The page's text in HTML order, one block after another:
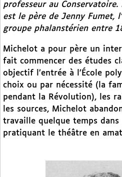
professeur au
est le père de Jenny Fumet,
groupe phalanstérien entre
Michelot a pour père un
fait commencer des études
objectif l’entrée à l’École
choix ou par nécessité (la
pendant la Révolution), les
les sources, Michelot
travaille quelque temps
pratiquant le théâtre en